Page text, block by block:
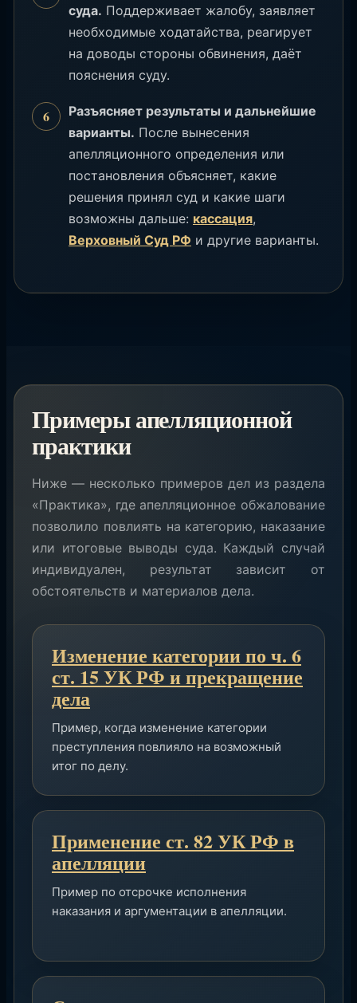
суда. Поддерживает жалобу, заявляет
необходимые ходатайства, реагирует
на доводы стороны обвинения, даёт
пояснения суду.
Разъясняет результаты и дальнейшие
варианты. После вынесения
апелляционного определения или
постановления объясняет, какие
решения принял суд и какие шаги
возможны дальше: кассация,
Верховный Суд РФ и другие варианты.
Примеры апелляционной
практики
Ниже — несколько примеров дел из раздела
«Практика», где апелляционное обжалование
позволило повлиять на категорию, наказание
или итоговые выводы суда. Каждый случай
индивидуален, результат зависит от
обстоятельств и материалов дела.
Изменение категории по ч. 6
ст. 15 УК РФ и прекращение
дела
Пример, когда изменение категории
преступления повлияло на возможный
итог по делу.
Применение ст. 82 УК РФ в
апелляции
Пример по отсрочке исполнения
наказания и аргументации в апелляции.